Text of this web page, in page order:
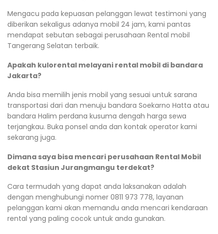
Mengacu pada kepuasan pelanggan lewat testimoni yang
diberikan sekaligus adanya mobil 24 jam, kami pantas
mendapat sebutan sebagai perusahaan Rental mobil
Tangerang Selatan terbaik.
Apakah kulorental melayani rental mobil di bandara
Jakarta?
Anda bisa memilih jenis mobil yang sesuai untuk sarana
transportasi dari dan menuju bandara Soekarno Hatta atau
bandara Halim perdana kusuma dengah harga sewa
terjangkau. Buka ponsel anda dan kontak operator kami
sekarang juga.
Dimana saya bisa mencari perusahaan Rental Mobil
dekat Stasiun Jurangmangu terdekat?
Cara termudah yang dapat anda laksanakan adalah
dengan menghubungi nomer 0811 973 778, layanan
pelanggan kami akan memandu anda mencari kendaraan
rental yang paling cocok untuk anda gunakan.